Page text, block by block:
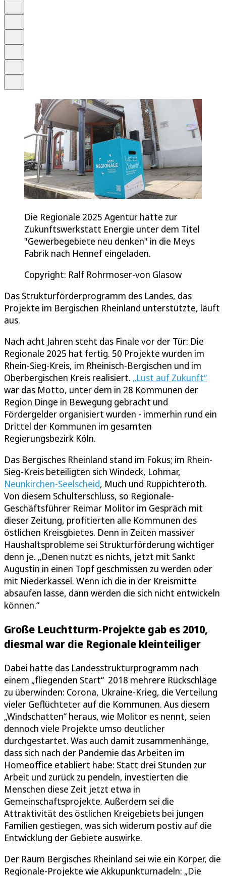
Die Regionale 2025 Agentur hatte zur
Zukunftswerkstatt Energie unter dem Titel
"Gewerbegebiete neu denken" in die Meys
Fabrik nach Hennef eingeladen.
Copyright: Ralf Rohrmoser-von Glasow
Das Strukturförderprogramm des Landes, das
Projekte im Bergischen Rheinland unterstützte, läuft
aus.
Nach acht Jahren steht das Finale vor der Tür: Die
Regionale 2025 hat fertig. 50 Projekte wurden im
Rhein-Sieg-Kreis, im Rheinisch-Bergischen und im
Oberbergischen Kreis realisiert. „Lust auf Zukunft“
war das Motto, unter dem in 28 Kommunen der
Region Dinge in Bewegung gebracht und
Fördergelder organisiert wurden - immerhin rund ein
Drittel der Kommunen im gesamten
Regierungsbezirk Köln.
Das Bergisches Rheinland stand im Fokus; im Rhein-
Sieg-Kreis beteiligten sich Windeck, Lohmar,
Neunkirchen-Seelscheid, Much und Ruppichteroth.
Von diesem Schulterschluss, so Regionale-
Geschäftsführer Reimar Molitor im Gespräch mit
dieser Zeitung, profitierten alle Kommunen des
östlichen Kreisgbietes. Denn in Zeiten massiver
Haushaltsprobleme sei Strukturförderung wichtiger
denn je. „Denen nutzt es nichts, jetzt mit Sankt
Augustin in einen Topf geschmissen zu werden oder
mit Niederkassel. Wenn ich die in der Kreismitte
absaufen lasse, dann werden die sich nicht entwickeln
können.“
Große Leuchtturm-Projekte gab es 2010,
diesmal war die Regionale kleinteiliger
Dabei hatte das Landesstrukturprogramm nach
einem „fliegenden Start“ 2018 mehrere Rückschläge
zu überwinden: Corona, Ukraine-Krieg, die Verteilung
vieler Geflüchteter auf die Kommunen. Aus diesem
„Windschatten“ heraus, wie Molitor es nennt, seien
dennoch viele Projekte umso deutlicher
durchgestartet. Was auch damit zusammenhänge,
dass sich nach der Pandemie das Arbeiten im
Homeoffice etabliert habe: Statt drei Stunden zur
Arbeit und zurück zu pendeln, investierten die
Menschen diese Zeit jetzt etwa in
Gemeinschaftsprojekte. Außerdem sei die
Attraktivität des östlichen Kreigebiets bei jungen
Familien gestiegen, was sich widerum postiv auf die
Entwicklung der Gebiete auswirke.
Der Raum Bergisches Rheinland sei wie ein Körper, die
Regionale-Projekte wie Akkupunkturnadeln: „Die